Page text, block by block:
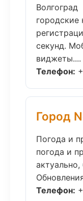
Волгоград
городские
секунд.
виджеты....
Телефон:
Город
Погода и
погода и
Телефон: